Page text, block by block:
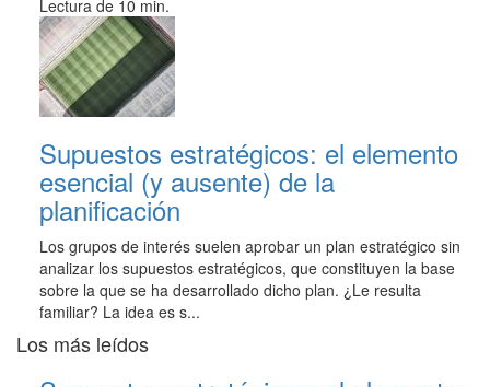
Lectura de 10 min.
Supuestos estratégicos: el elemento
esencial (y ausente) de la
planificación
Los grupos de interés suelen aprobar un plan estratégico sin
analizar los supuestos estratégicos, que constituyen la base
sobre la que se ha desarrollado dicho plan. ¿Le resulta
familiar? La idea es s...
Los más leídos